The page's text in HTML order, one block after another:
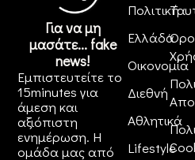
Για να μη
μασάτε... fake
news!
Εμπιστευτείτε το
15minutes για
άμεση και
αξιόπιστη
ενημέρωση. Η
ομάδα μας από
Πολιτική
Ελλάδα
Οικονομία
Διεθνή
Αθλητικά
Lifestyle